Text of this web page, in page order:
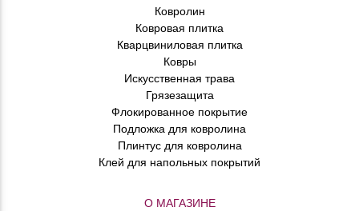
Ковролин
Ковровая плитка
Кварцвиниловая плитка
Ковры
Искусственная трава
Грязезащита
Флокированное покрытие
Подложка для ковролина
Плинтус для ковролина
Клей для напольных покрытий
О МАГАЗИНЕ